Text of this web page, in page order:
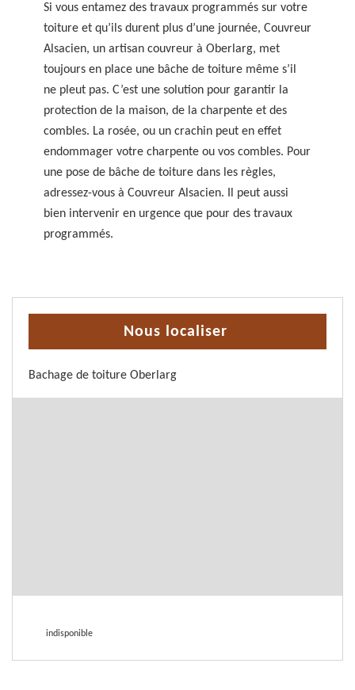
Si vous entamez des travaux programmés sur votre
toiture et qu’ils durent plus d’une journée, Couvreur
Alsacien, un artisan couvreur à Oberlarg, met
toujours en place une bâche de toiture même s’il
ne pleut pas. C’est une solution pour garantir la
protection de la maison, de la charpente et des
combles. La rosée, ou un crachin peut en effet
endommager votre charpente ou vos combles. Pour
une pose de bâche de toiture dans les règles,
adressez-vous à Couvreur Alsacien. Il peut aussi
bien intervenir en urgence que pour des travaux
programmés.
Nous localiser
Bachage de toiture Oberlarg
indisponible